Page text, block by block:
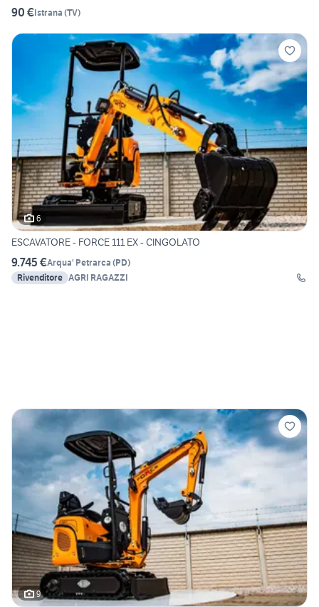
90 €Istrana (TV)
6
ESCAVATORE - FORCE 111 EX - CINGOLATO
9.745 €Arqua' Petrarca (PD)
Rivenditore AGRI RAGAZZI
9